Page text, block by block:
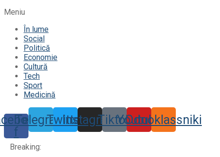
Meniu
În lume
Social
Politică
Economie
Cultură
Tech
Sport
Medicină
f
TelegramTwitter
Instagram
TiktokYoutube
Odnoklassniki
Breaking: